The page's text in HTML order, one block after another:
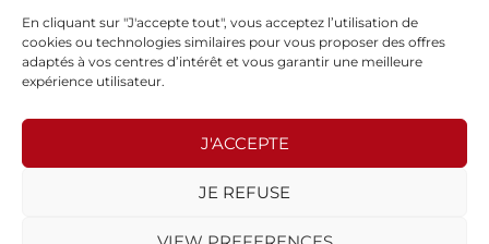
En cliquant sur "J'accepte tout", vous acceptez l’utilisation de
cookies ou technologies similaires pour vous proposer des offres
adaptés à vos centres d’intérêt et vous garantir une meilleure
expérience utilisateur.
J'ACCEPTE
JE REFUSE
Espace presse
Politique de confidentialité
SPORSORA
75015 PARIS